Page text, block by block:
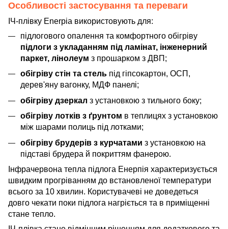
Особливості застосування та переваги
ІЧ-плівку Enerpia використовують для:
підлогового опалення та комфортного обігріву
підлоги з укладанням під ламінат, інженерний
паркет, лінолеум з прошарком з ДВП;
обігріву стін та стель під гіпсокартон, ОСП,
дерев'яну вагонку, МДФ панелі;
обігріву дзеркал з установкою з тильного боку;
обігріву лотків з ґрунтом в теплицях з установкою
між шарами полиць під лотками;
обігріву брудерів з курчатами з установкою на
підставі брудера й покриттям фанерою.
Інфрачервона тепла підлога Енерпія характеризується
швидким прогріванням до встановленої температури
всього за 10 хвилин. Користувачеві не доведеться
довго чекати поки підлога нагріється та в приміщенні
стане тепло.